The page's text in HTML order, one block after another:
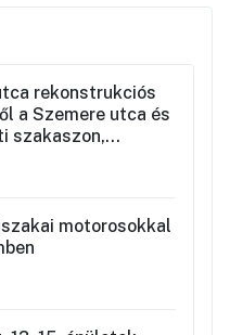
rekonstrukciós
szakaszon,
forgalmi
motorosokkal